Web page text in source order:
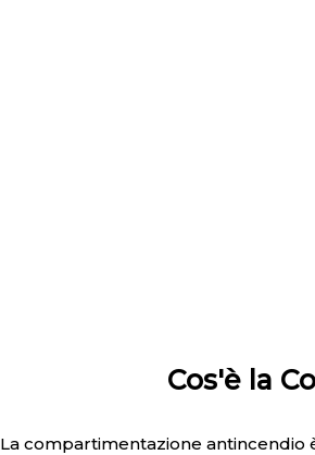
Cos'è la
La compartimentazione antincendio